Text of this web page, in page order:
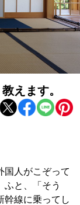
えます。
国人がこぞって
と、「そう
幹線に乗ってし